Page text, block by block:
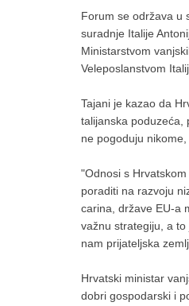
Forum se održava u
suradnje Italije
Ministarstvom
Veleposlanstvom
Tajani je kazao da
talijanska poduzeća,
ne pogoduju
"Odnosi s
poraditi na razvoju
carina, države EU-a
važnu strategiju, a
nam prijateljska
Hrvatski ministar
dobri gospodarski i